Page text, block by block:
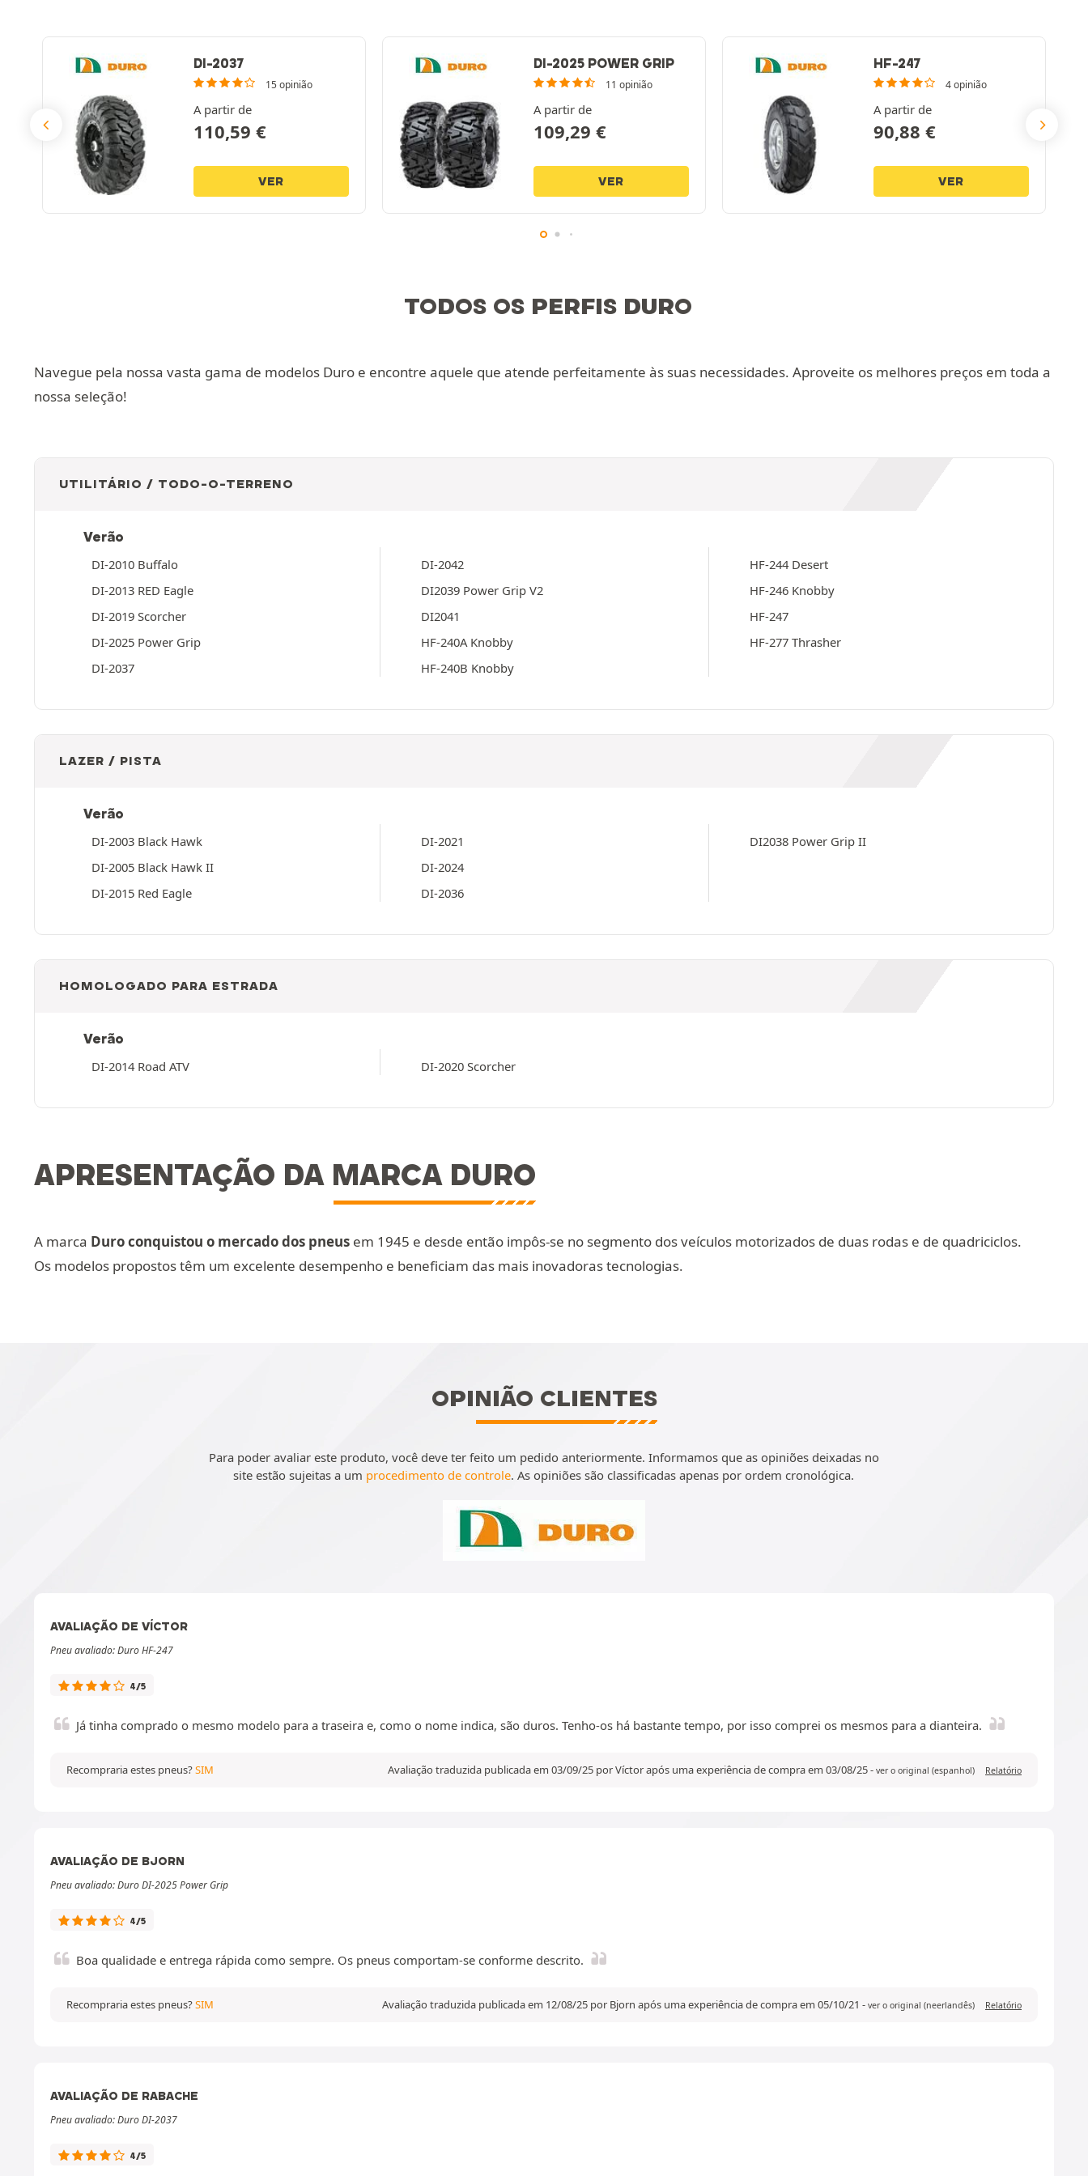
DI-2037
15 opinião
A partir de
110,59 €
VER
DI-2025 POWER GRIP
11 opinião
A partir de
109,29 €
VER
HF-247
4 opinião
A partir de
90,88 €
VER
TODOS OS PERFIS DURO
Navegue pela nossa vasta gama de modelos Duro e encontre aquele que atende perfeitamente às suas necessidades. Aproveite os melhores preços em toda a
nossa seleção!
UTILITÁRIO / TODO-O-TERRENO
Verão
DI-2010 Buffalo
DI-2013 RED Eagle
DI-2019 Scorcher
DI-2025 Power Grip
DI-2037
DI-2042
DI2039 Power Grip V2
DI2041
HF-240A Knobby
HF-240B Knobby
HF-244 Desert
HF-246 Knobby
HF-247
HF-277 Thrasher
LAZER / PISTA
Verão
DI-2003 Black Hawk
DI-2005 Black Hawk II
DI-2015 Red Eagle
DI-2021
DI-2024
DI-2036
DI2038 Power Grip II
HOMOLOGADO PARA ESTRADA
Verão
DI-2014 Road ATV
DI-2020 Scorcher
APRESENTAÇÃO DA MARCA DURO
A marca Duro conquistou o mercado dos pneus em 1945 e desde então impôs-se no segmento dos veículos motorizados de duas rodas e de quadriciclos.
Os modelos propostos têm um excelente desempenho e beneficiam das mais inovadoras tecnologias.
OPINIÃO CLIENTES
Para poder avaliar este produto, você deve ter feito um pedido anteriormente. Informamos que as opiniões deixadas no
site estão sujeitas a um procedimento de controle. As opiniões são classificadas apenas por ordem cronológica.
AVALIAÇÃO DE VÍCTOR
Pneu avaliado: Duro HF-247
4/5
Já tinha comprado o mesmo modelo para a traseira e, como o nome indica, são duros. Tenho-os há bastante tempo, por isso comprei os mesmos para a dianteira.
Avaliação traduzida publicada em 03/09/25 por Víctor após uma experiência de compra em 03/08/25- ver o original (espanhol) Relatório
Recompraria estes pneus?SIM
AVALIAÇÃO DE BJORN
Pneu avaliado: Duro DI-2025 Power Grip
4/5
Boa qualidade e entrega rápida como sempre. Os pneus comportam-se conforme descrito.
Avaliação traduzida publicada em 12/08/25 por Bjorn após uma experiência de compra em 05/10/21 - ver o original (neerlandês) Relatório
Recompraria estes pneus?SIM
AVALIAÇÃO DE RABACHE
Pneu avaliado: Duro DI-2037
4/5